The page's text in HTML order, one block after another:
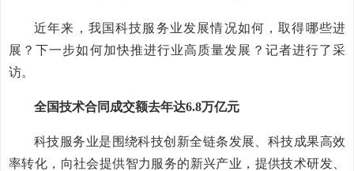
近年来，我国科技服务业发展情况如何，取得哪些进
展？下一步如何加快推进行业高质量发展？记者进行了采
访。
全国技术合同成交额去年达6.8万亿元
科技服务业是围绕科技创新全链条发展、科技成果高效
率转化，向社会提供智力服务的新兴产业，提供技术研发、